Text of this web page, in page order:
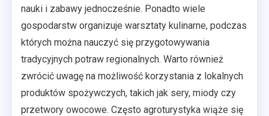
nauki i zabawy jednocześnie. Ponadto wiele
gospodarstw organizuje warsztaty kulinarne, podczas
których można nauczyć się przygotowywania
tradycyjnych potraw regionalnych. Warto również
zwrócić uwagę na możliwość korzystania z lokalnych
produktów spożywczych, takich jak sery, miody czy
przetwory owocowe. Często agroturystyka wiąże się